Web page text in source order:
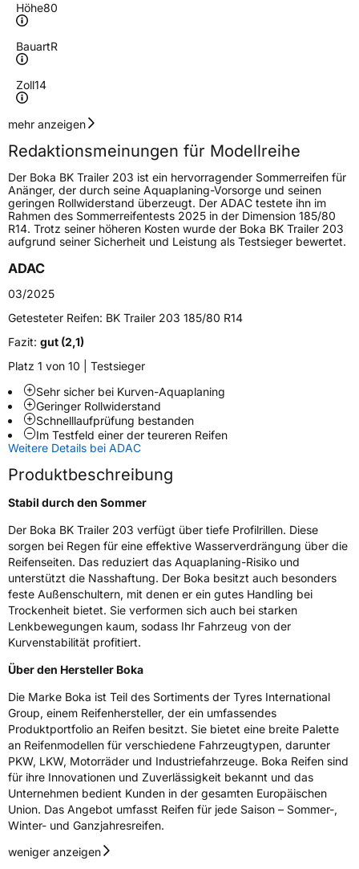
Höhe80
BauartR
Zoll14
Geschwindigkeitsindex
Höchstgeschwindigkeit
140 km/h
Lastindex109/107
Höchstlast1030/975 kg
Fahrzeugtyp
Modellname
Transporter
Weitere Eigenschaften
SchlauchtypTL
C-ReifenJa
Für Anhänger geeignet Ja
EU Label
Effizienz D
NasshaftungD
Rollgeräusch (Klasse)B
Rollgeräusch (dB)72
FahrzeugklasseC2
3PMSF / Schneeflockensymbol / Alpine-SymbolNein
Eisgrip Nein
mehr anzeigen
Redaktionsmeinungen für Modellreihe
Der Boka BK Trailer 203 ist ein hervorragender Sommerreifen für
Anänger, der durch seine Aquaplaning-Vorsorge und seinen
geringen Rollwiderstand überzeugt. Der ADAC testete ihn im
Rahmen des Sommerreifentests 2025 in der Dimension 185/80
R14. Trotz seiner höheren Kosten wurde der Boka BK Trailer 203
aufgrund seiner Sicherheit und Leistung als Testsieger bewertet.
ADAC
03/2025
Getesteter Reifen: BK Trailer 203 185/80 R14
Fazit: gut (2,1)
Platz 1 von 10 | Testsieger
Sehr sicher bei Kurven-Aquaplaning
Geringer Rollwiderstand
Schnelllaufprüfung bestanden
Im Testfeld einer der teureren Reifen
Weitere Details bei ADAC
Produktbeschreibung
Stabil durch den Sommer
Der Boka BK Trailer 203 verfügt über tiefe Profilrillen. Diese
sorgen bei Regen für eine effektive Wasserverdrängung über die
Reifenseiten. Das reduziert das Aquaplaning-Risiko und
unterstützt die Nasshaftung. Der Boka besitzt auch besonders
feste Außenschultern, mit denen er ein gutes Handling bei
Trockenheit bietet. Sie verformen sich auch bei starken
Lenkbewegungen kaum, sodass Ihr Fahrzeug von der
Kurvenstabilität profitiert.
Über den Hersteller Boka
Die Marke Boka ist Teil des Sortiments der Tyres International
Group, einem Reifenhersteller, der ein umfassendes
Produktportfolio an Reifen besitzt. Sie bietet eine breite Palette
an Reifenmodellen für verschiedene Fahrzeugtypen, darunter
PKW, LKW, Motorräder und Industriefahrzeuge. Boka Reifen sind
für ihre Innovationen und Zuverlässigkeit bekannt und das
Unternehmen bedient Kunden in der gesamten Europäischen
Union. Das Angebot umfasst Reifen für jede Saison – Sommer-,
Winter- und Ganzjahresreifen.
weniger anzeigen